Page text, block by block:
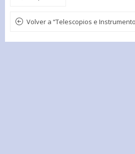
Volver a “Telescopios e